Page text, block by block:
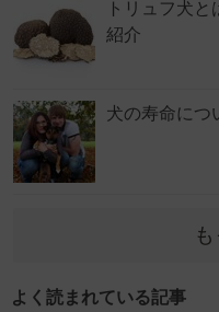
トリュフ犬
紹介
犬の寿命につ
よく読まれている記事